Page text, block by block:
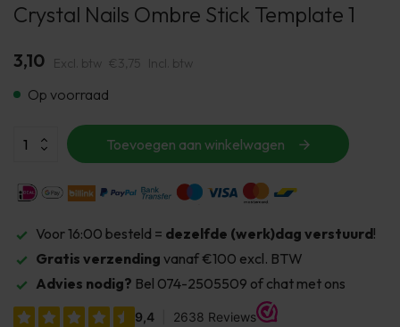
Crystal Nails Ombre Stick Template 1
3,10 Excl. btw €3,75 Incl. btw
Op voorraad
Toevoegen aan winkelwagen
Voor 16:00 besteld = dezelfde (werk)dag verstuurd!
Gratis verzending vanaf €100 excl. BTW
Advies nodig? Bel 074-2505509 of chat met ons